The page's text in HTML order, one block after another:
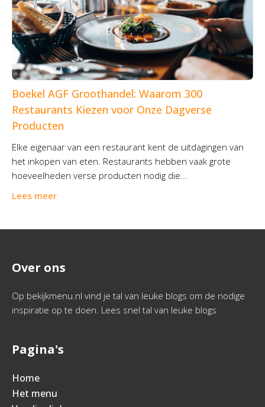
Boekel AGF Groothandel: Waarom 300
Restaurants Kiezen voor Onze Dagverse
Producten
Elke eigenaar van een restaurant kent de uitdagingen van
het inkopen van eten. Restaurants hebben vaak grote
hoeveelheden verse producten nodig die...
Lees meer
Over ons
Op bekijkmenu.nl vind je tal van leuke blogs om de nodige
inspiratie op te doen. Lees snel tal van leuke blogs
Pagina's
Home
Het menu